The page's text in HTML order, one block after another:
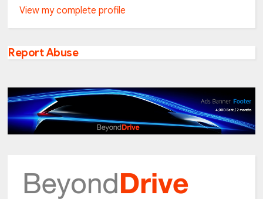
View my complete profile
Report Abuse